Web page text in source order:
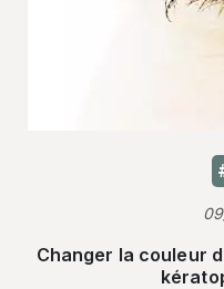
Changer la couleur